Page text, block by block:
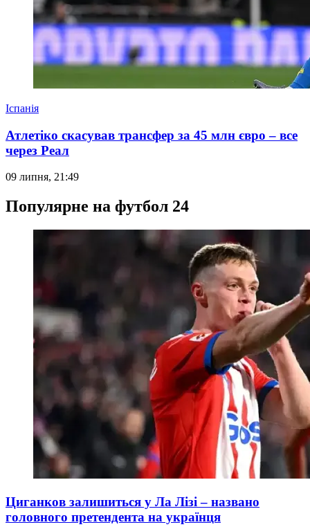
Іспанія
Атлетіко скасував трансфер за 45 млн євро – все
через Реал
09 липня, 21:49
Популярне на футбол 24
Циганков залишиться у Ла Лізі – названо
головного претендента на українця